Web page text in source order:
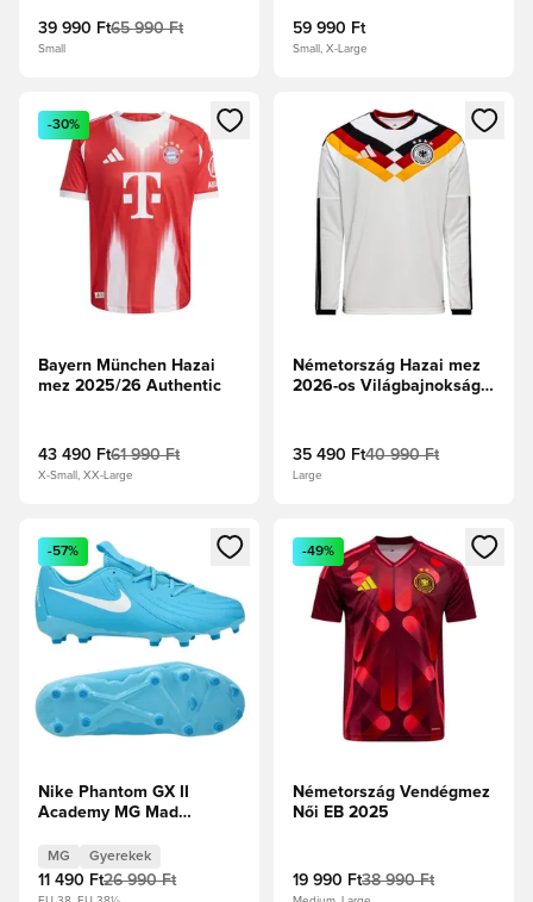
39 990 Ft65 990 Ft
Small
59 990 Ft
Small, X-Large
Megnyit egy modált a bejelentkezéshez vagy a tagként
-30%
Bayern München Hazai
mez 2025/26 Authentic
43 490 Ft61 990 Ft
X-Small, XX-Large
Megnyit egy modált a
Németország Hazai mez
2026-os Világbajnokság
35 490 Ft40 990 Ft
Large
Megnyit egy modált a bejelentkezéshez vagy a tagként
-57%
Nike Phantom GX II
Academy MG Mad
Fury/Fehér Gyerek
MG Gyerekek
11 490 Ft26 990 Ft
Megnyit egy modált a
-49%
Németország Vendégmez
Női EB 2025
19 990 Ft38 990 Ft